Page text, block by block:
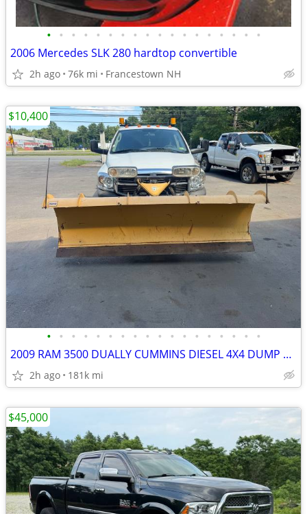
• • • • • • • • • • • • • • • • • •
2006 Mercedes SLK 280 hardtop convertible
2h ago 76k mi Francestown NH
• • • • • • • • • • • • • • • • • •
2009 RAM 3500 DUALLY CUMMINS DIESEL 4X4 DUMP WITH 9 FOOT MM-2 FISHER
2h ago 181k mi
$10,400
$45,000